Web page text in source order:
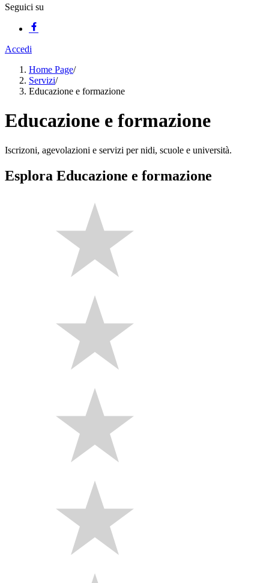
Seguici su
Accedi
Home Page/
Servizi/
Educazione e formazione
Educazione e formazione
Iscrizoni, agevolazioni e servizi per nidi, scuole e università.
Esplora Educazione e formazione